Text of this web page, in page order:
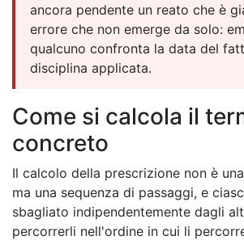
ancora pendente un reato che è
errore che non emerge da solo:
qualcuno confronta la data del
disciplina applicata.
Come si calcola il
concreto
Il calcolo della prescrizione non è
ma una sequenza di passaggi, e
sbagliato indipendentemente dagli
percorrerli nell'ordine in cui li